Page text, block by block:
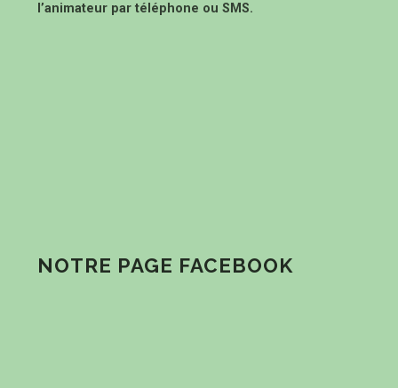
l’animateur par téléphone ou SMS.
NOTRE PAGE FACEBOOK